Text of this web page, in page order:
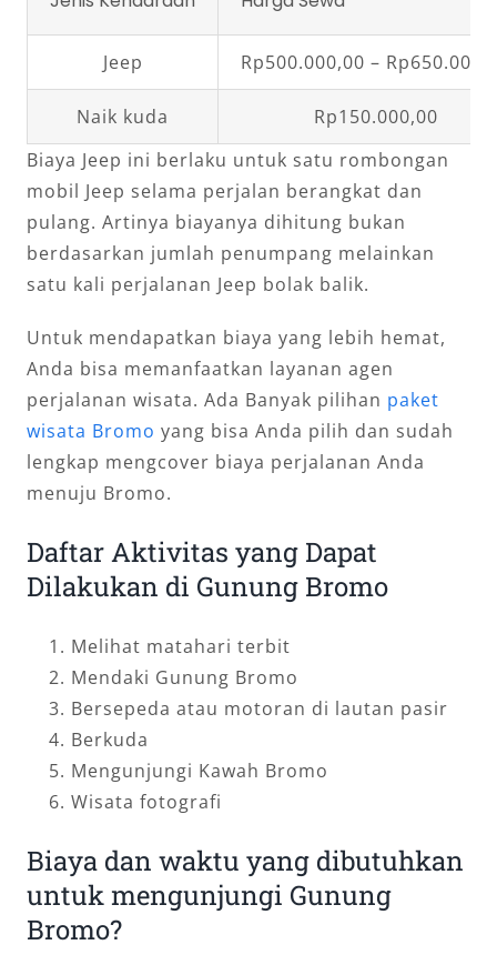
Jeep Rp500.000,00 –
Naik kuda
Rp150.000,00
Biaya Jeep ini berlaku untuk satu rombongan
mobil Jeep selama perjalan berangkat dan
pulang. Artinya biayanya dihitung bukan
berdasarkan jumlah penumpang melainkan
satu kali perjalanan Jeep bolak balik.
Untuk mendapatkan biaya yang lebih hemat,
Anda bisa memanfaatkan layanan agen
perjalanan wisata. Ada Banyak pilihan paket
wisata Bromo yang bisa Anda pilih dan sudah
lengkap mengcover biaya perjalanan Anda
menuju Bromo.
Daftar Aktivitas yang Dapat
Dilakukan di Gunung Bromo
Melihat matahari terbit
Mendaki Gunung Bromo
Bersepeda atau motoran di lautan pasir
Berkuda
Mengunjungi Kawah Bromo
Wisata fotografi
Biaya dan waktu yang dibutuhkan
untuk mengunjungi Gunung
Bromo?